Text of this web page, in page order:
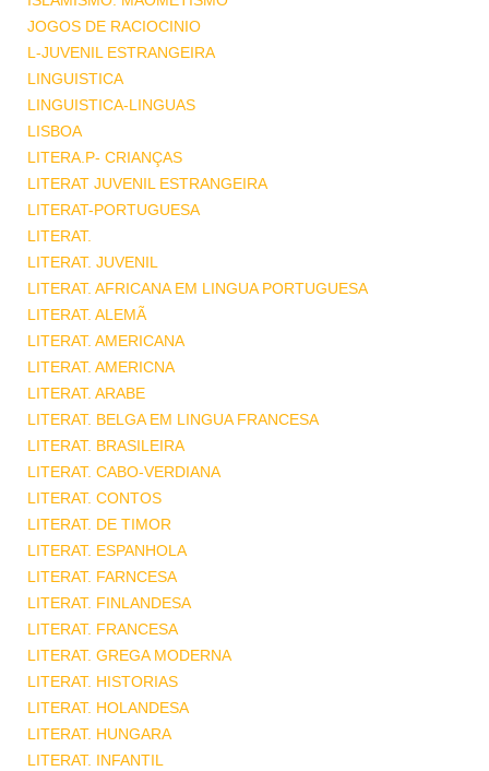
JOGOS DE RACIOCINIO
L-JUVENIL ESTRANGEIRA
LINGUISTICA
LINGUISTICA-LINGUAS
LISBOA
LITERA.P- CRIANÇAS
LITERAT JUVENIL ESTRANGEIRA
LITERAT-PORTUGUESA
LITERAT.
LITERAT. JUVENIL
LITERAT. AFRICANA EM LINGUA PORTUGUESA
LITERAT. ALEMÃ
LITERAT. AMERICANA
LITERAT. AMERICNA
LITERAT. ARABE
LITERAT. BELGA EM LINGUA FRANCESA
LITERAT. BRASILEIRA
LITERAT. CABO-VERDIANA
LITERAT. CONTOS
LITERAT. DE TIMOR
LITERAT. ESPANHOLA
LITERAT. FARNCESA
LITERAT. FINLANDESA
LITERAT. FRANCESA
LITERAT. GREGA MODERNA
LITERAT. HISTORIAS
LITERAT. HOLANDESA
LITERAT. HUNGARA
LITERAT. INFANTIL